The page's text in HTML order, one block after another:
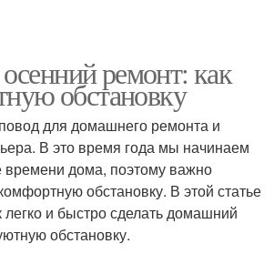
ремонт: как
обстановку
для домашнего ремонта и
В это время года мы начинаем
времени дома, поэтому важно
обстановку. В этой статье
и быстро сделать домашний
обстановку.